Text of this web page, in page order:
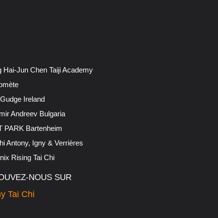
Hai-Jun Chen Taiji Academy
Ireland
Andreev Bulgaria
PARK Bartenheim
Antony, Igny & Verrières
Rising Tai Chi
NOUS SUR
Tai Chi